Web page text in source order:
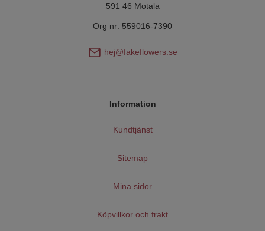
591 46 Motala
Org nr: 559016-7390
hej@fakeflowers.se
Information
Kundtjänst
Sitemap
Mina sidor
Köpvillkor och frakt